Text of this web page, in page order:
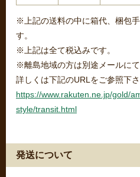
※上記の送料の中に箱代、梱包
す。
※上記は全て税込みです。
※離島地域の方は別途メールに
詳しくは下記のURLをご参照下さ
https://www.rakuten.ne.jp/gold/
style/transit.html
発送について